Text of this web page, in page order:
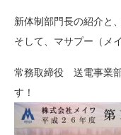
新体制部門長の紹介と
そして、マサプー（メ
常務取締役 送電事業
す！